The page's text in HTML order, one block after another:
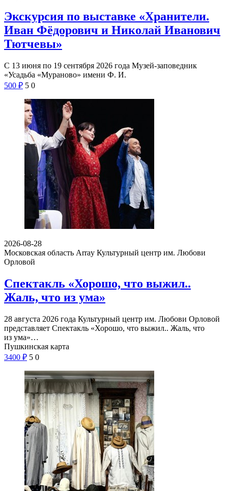
Экскурсия по выставке «Хранители.
Иван Фёдорович и Николай Иванович
Тютчевы»
С 13 июня по 19 сентября 2026 года Музей-заповедник
«Усадьба «Мураново» имени Ф. И.
500 ₽ 5 0
2026-08-28
Московская область Array Культурный центр им. Любови
Орловой
Спектакль «Хорошо, что выжил..
Жаль, что из ума»
28 августа 2026 года Культурный центр им. Любови Орловой
представляет Спектакль «Хорошо, что выжил.. Жаль, что
из ума»…
Пушкинская карта
3400 ₽ 5 0